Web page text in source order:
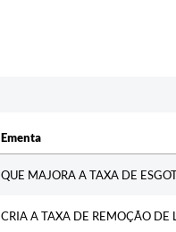
Ementa
QUE MAJORA A TAXA DE
CRIA A TAXA DE REMOÇÃO DE